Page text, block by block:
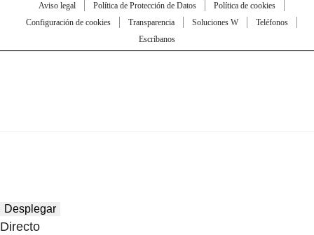
Aviso legal Política de Protección de Datos
Política de cookies
Configuración de cookies
Transparencia Soluciones W
Teléfonos
Escríbanos
Desplegar
Directo